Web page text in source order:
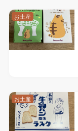
お土産
お土産